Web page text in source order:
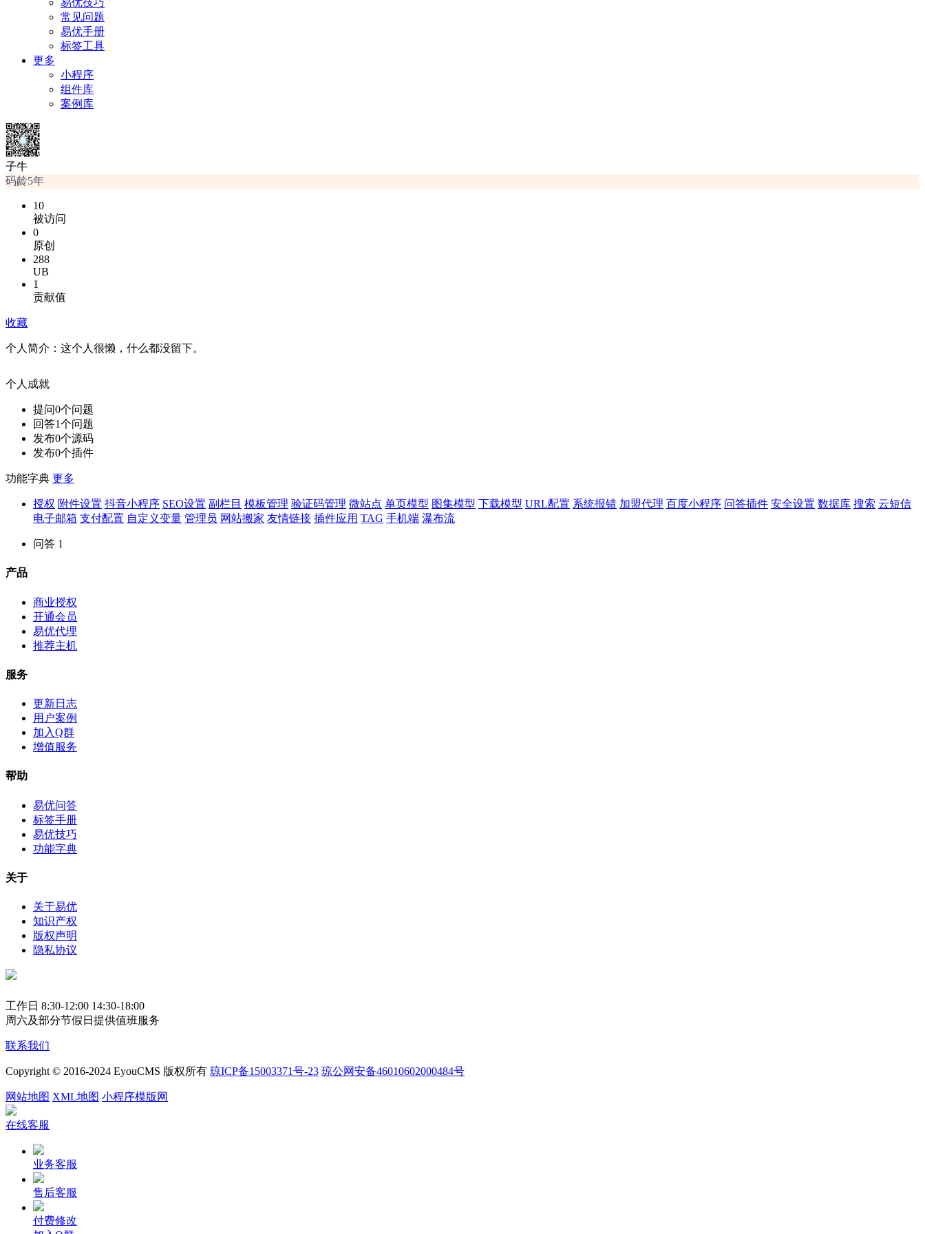
易优技巧
常见问题
易优手册
标签工具
更多
小程序
组件库
案例库
子牛
码龄5年
10
被访问
0
原创
288
UB
1
贡献值
收藏
个人简介： 这个人很懒，什么都没留下。
个人成就
提问0个问题
回答1个问题
发布0个源码
发布0个插件
功能字典 更多
授权 附件设置 抖音小程序 SEO设置 副栏目 模板管理 验证码管理 微站点 单页模型 图集模型 下载模型 URL配置 系统报错 加盟代理 百度小程序 问答插件 安全设置 数据库 搜索 云短信
电子邮箱 支付配置 自定义变量 管理员 网站搬家 友情链接 插件应用 TAG 手机端 瀑布流
问答 1
产品
商业授权
开通会员
易优代理
推荐主机
服务
更新日志
用户案例
加入Q群
增值服务
帮助
易优问答
标签手册
易优技巧
功能字典
关于
关于易优
知识产权
版权声明
隐私协议
工作日 8:30-12:00 14:30-18:00
周六及部分节假日提供值班服务
联系我们
Copyright © 2016-2024 EyouCMS 版权所有 琼ICP备15003371号-23 琼公网安备46010602000484号
网站地图 XML地图 小程序模版网
在线客服
业务客服
售后客服
付费修改